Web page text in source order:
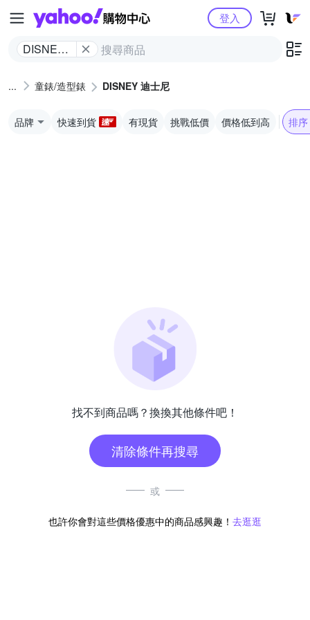
Yahoo購物中心
DISNEY
登入
童錶/造型錶 DISNEY 迪士尼
品牌 快速到貨 有現貨 挑戰低價 價格低到高 排序
找不到商品嗎？換換其他條件吧！
清除條件再搜尋
或
也許你會對這些價格優惠中的商品感興趣！ 去逛逛